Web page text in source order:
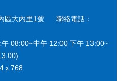
區大內里1號 聯絡電話：
08:00~中午 12:00 下午 13:00~
ｘ768